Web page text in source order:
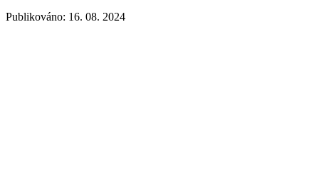
Publikováno: 16. 08. 2024